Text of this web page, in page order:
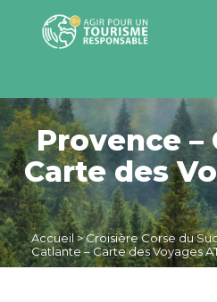
Provence –
Carte des
Accueil >Croisière Corse du
Catlante – Carte des Voyages